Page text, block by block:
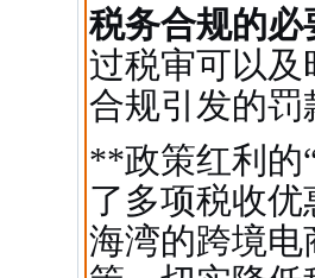
税务合规的必
过税审可以
合规引发的
**政策红利的
了多项税收
海湾的跨境